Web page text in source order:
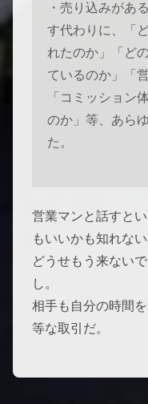
・売り込みがあ
す代わりに、「
れたのか」「ど
ているのか」「
「コミッション
のか」等、あら
た。
営業マンと話すと
もいいかも知れない
どうせもう来ない
し。
相手も自分の時間
等な取引だ。